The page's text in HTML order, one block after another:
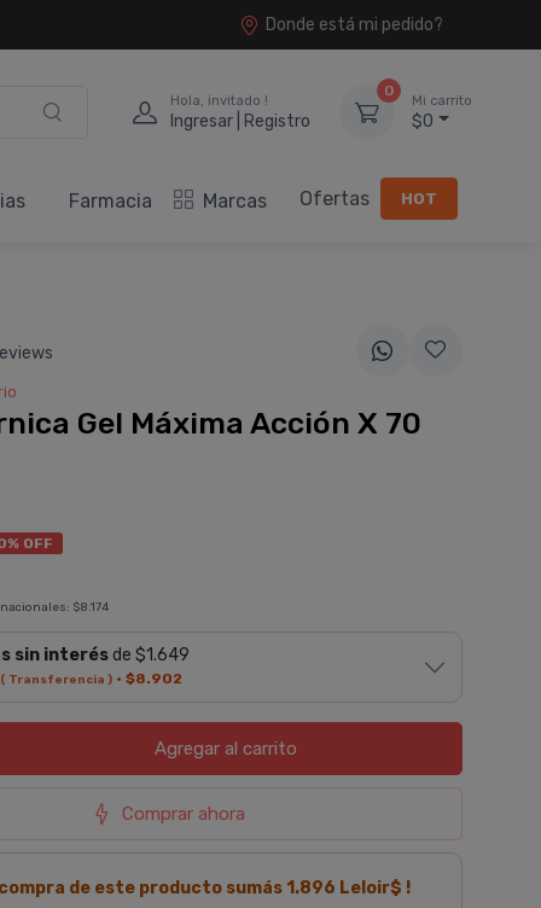
Donde está mi pedido?
Hola, invitado !
Ingresar | Registro
0
Mi carrito
$0
Farmacia Marcas Ofertas HOT
Gel Máxima Acción X 70
OFF
$8.174
sin interésde $1.649
( Transferencia )· $8.902
Agregaral carrito
Comprar ahora
compra de este producto sumás 1.896 Leloir$ !